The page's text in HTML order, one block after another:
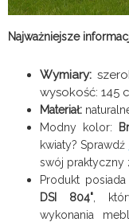
Najważniejsze
Wymiary:
wysokość: 145
Materiał:
Modny kolor:
kwiaty? Sprawdź
swój praktyczny
Produkt posiada
DSI 804" ,
wykonania